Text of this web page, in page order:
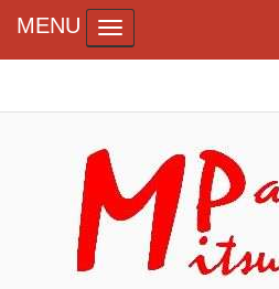
MENU Toggle navigation